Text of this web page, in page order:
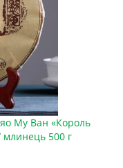
Му Ван «Король
млинець 500 г